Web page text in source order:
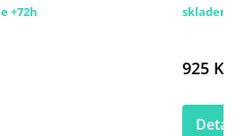
+72h skladem
925 Kč
Detail